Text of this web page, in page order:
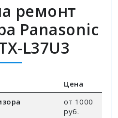
ремонт
Panasonic
L37U3
Цена
от 1000
руб.